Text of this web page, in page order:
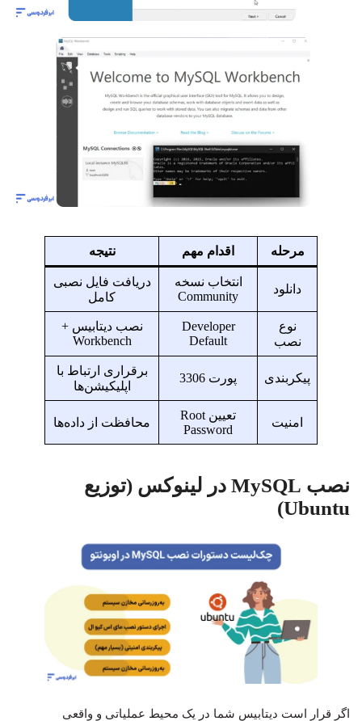
مرحله اقدام مهم نتیجه
دانلود
انتخاب نسخه
Community
دریافت فایل نصبی
کامل
نوع
نصب
Developer
Default
نصب دیتابیس +
Workbench
پیکربندی پورت 3306
برقراری ارتباط با
اپلیکیشن‌ها
امنیت
تعیین Root
Password
محافظت از داده‌ها
نصب MySQL در لینوکس (توزیع
Ubuntu)
اگر قرار است دیتابیس شما در یک محیط عملیاتی و واقعی